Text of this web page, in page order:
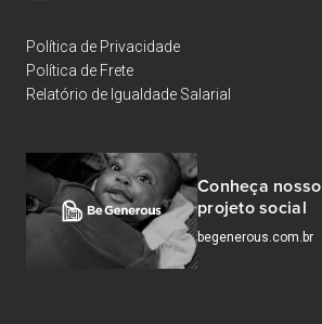
Política de Privacidade
Política de Frete
Relatório de Igualdade Salarial
Conheça nosso
projeto social
begenerous.com.br